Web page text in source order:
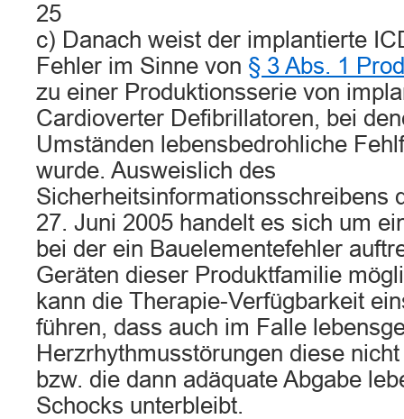
25
c) Danach weist der implantierte
Fehler im Sinne von § 3 Abs. 1
zu einer Produktionsserie von
Cardioverter Defibrillatoren, bei
Umständen lebensbedrohliche
wurde. Ausweislich des
Sicherheitsinformationsschreibens
27. Juni 2005 handelt es sich um
bei der ein Bauelementefehler
Geräten dieser Produktfamilie
kann die Therapie-Verfügbarkeit
führen, dass auch im Falle
Herzrhythmusstörungen diese
bzw. die dann adäquate Abgabe
Schocks unterbleibt.